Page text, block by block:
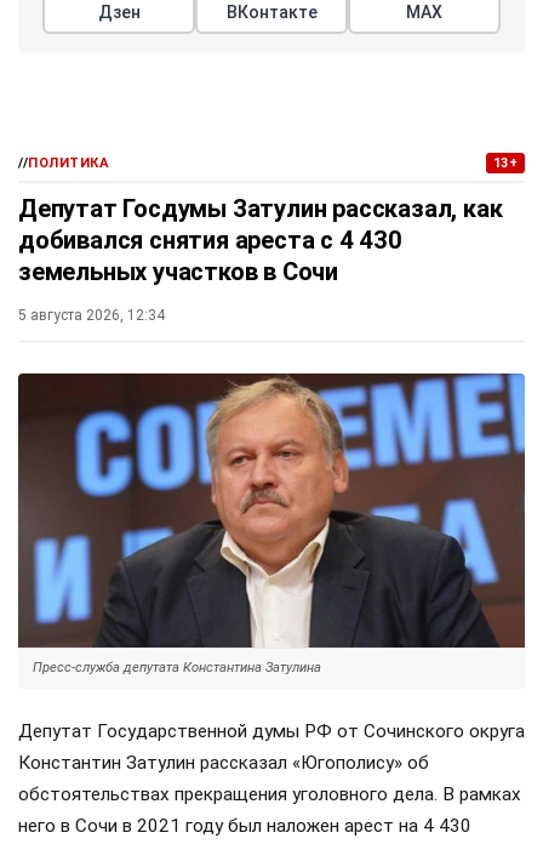
Дзен ВКонтакте МАХ
//ПОЛИТИКА 13+
Депутат Госдумы Затулин рассказал, как
добивался снятия ареста с 4 430
земельных участков в Сочи
5 августа 2026, 12:34
Пресс-служба депутата Константина Затулина
Депутат Государственной думы РФ от Сочинского округа
Константин Затулин рассказал «Югополису» об
обстоятельствах прекращения уголовного дела. В рамках
него в Сочи в 2021 году был наложен арест на 4 430